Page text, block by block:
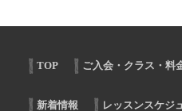
TOP ご入会・クラス・料
新着情報 レッスンスケジ